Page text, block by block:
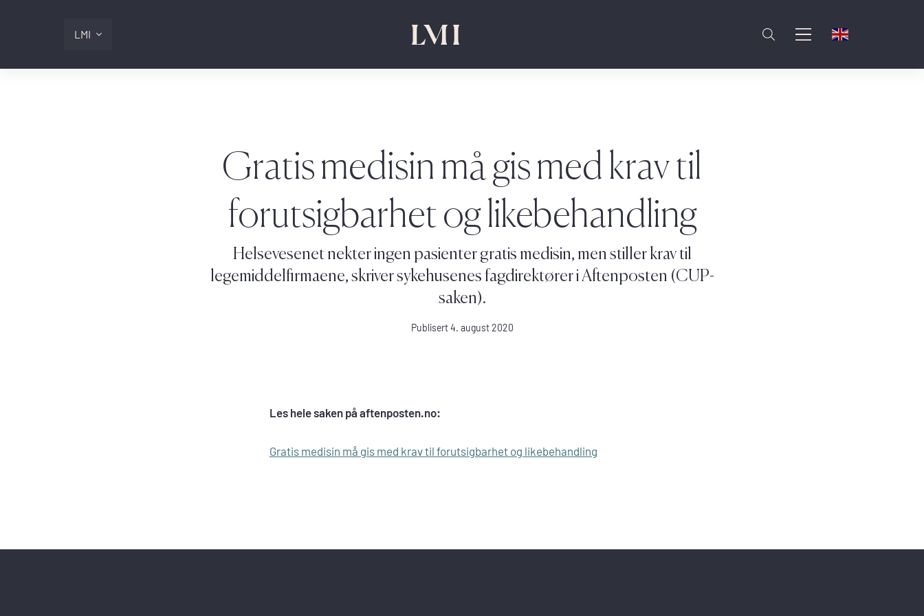
LMI
Gratis medisin må gis med krav til
forutsigbarhet og likebehandling
Helsevesenet nekter ingen pasienter gratis medisin, men stiller krav til
legemiddelfirmaene, skriver sykehusenes fagdirektører i Aftenposten (CUP-
saken).
Publisert 4. august 2020
Les hele saken på aftenposten.no:
Gratis medisin må gis med krav til forutsigbarhet og likebehandling